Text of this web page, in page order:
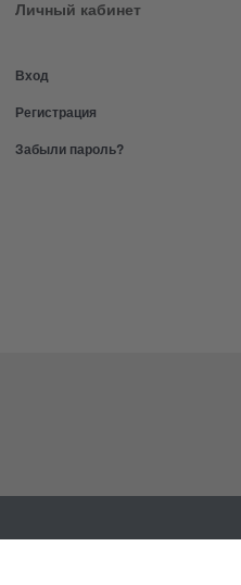
Личный кабинет
Вход
Регистрация
Забыли пароль?